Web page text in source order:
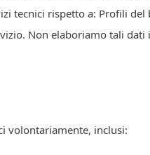
tecnici rispetto a: Profili
Non elaboriamo tali
volontariamente, inclusi: